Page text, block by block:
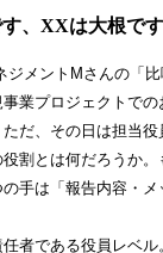
、XXは大根です
メントMさんの「比
業プロジェクトで
だ、その日は担当役
割とは何だろうか
手は「報告内容・
者である役員レベル